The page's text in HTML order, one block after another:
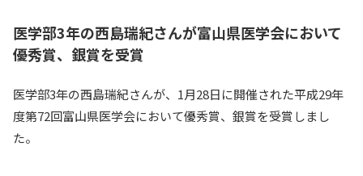
受験生の方 地域・一般の方 企業・研究者の方
卒業生の方
大学紹介
医学部3年の西島瑞紀さんが富山県医学会において
優秀賞、銀賞を受賞
医学部3年の西島瑞紀さんが、1月28日に開催された平成29年
度第72回富山県医学会において優秀賞、銀賞を受賞しまし
た。